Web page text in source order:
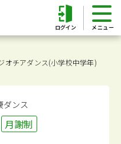
ログイン
オチアダンス(小学校中学年)
ダンス
月謝制